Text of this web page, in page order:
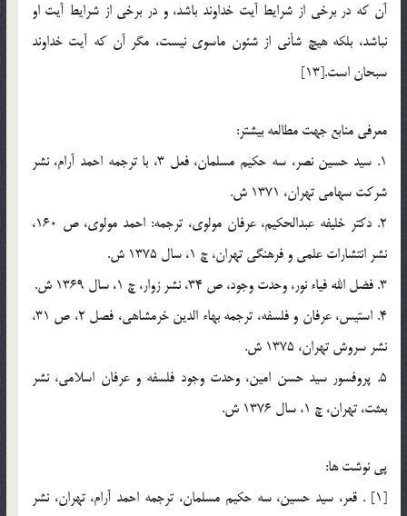
آن كه در برخي از شرايط آيت خداوند باشد، و در برخي از شرايط آيت او
نباشد، بلكه هيچ شأني از شئون ماسوي نيست، مگر آن كه آيت خداوند
سبحان است.[13]
معرفي منابع جهت مطالعه بيشتر:
1. سيد حسين نصر، سه حكيم مسلمان، فعل 3، با ترجمه احمد آرام، نشر
شركت سهامي تهران، 1371 ش.
2. دكتر خليفه عبدالحكيم، عرفان مولوي، ترجمه: احمد مولوي، ص 160،
نشر انتشارات علمي و فرهنگي تهران، چ 1، سال 1375 ش.
3. فضل الله فياء نور، وحدت وجود، ص 34، نشر زوار، چ 1، سال 1369 ش.
4. استيس، عرفان و فلسفه، ترجمه بهاء الدين خرمشاهي، فصل 2، ص 31،
نشر سروش تهران، 1375 ش.
5. پروفسور سيد حسن امين، وحدت وجود فلسفه و عرفان اسلامي، نشر
بعثت، تهران، چ 1، سال 1376 ش.
پي نوشت ها:
[1] . قعر، سيد حسين، سه حكيم مسلمان، ترجمه احمد آرام، تهران، نشر